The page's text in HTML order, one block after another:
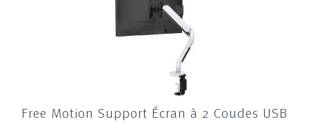
Free Motion Support Écran à 2 Coudes USB